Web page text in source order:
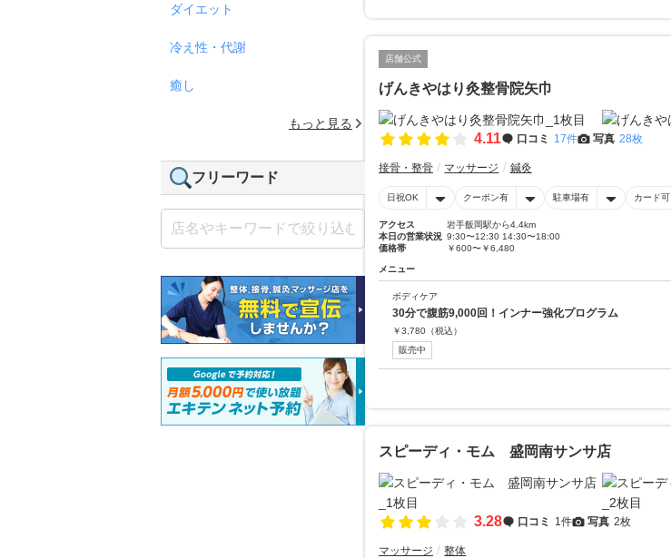
店舗公式
げんきやはり灸整骨院矢巾
4.11 口コミ 17件 写真 28枚
接骨・整骨 マッサージ 鍼灸
日祝OK クーポン有 駐車場有 カード可
アクセス
岩手飯岡駅から4.4km
本日の営業状況 9:30〜12:30 14:30〜18:00
価格帯
￥600〜￥6,480
メニュー
ボディケア
30分で腹筋9,000回！インナー強化プログラム
￥3,780 （税込）
販売中
スピーディ・モム 盛岡南サンサ店
3.28 口コミ 1件 写真 2枚
マッサージ 整体
ダイエット
冷え性・代謝
癒し
もっと見る
フリーワード